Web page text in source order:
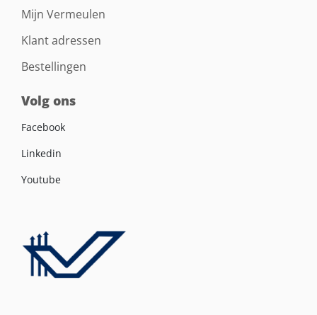
Mijn Vermeulen
Klant adressen
Bestellingen
Volg ons
Facebook
Linkedin
Youtube